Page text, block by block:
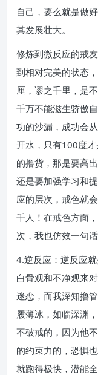
自己，要么就是做
其发展壮大。
修炼到微反应的戒
到相对完美的状态
厘，谬之千里，是
千万不能滋生骄傲
功的沙漏，成功会
开水，只有100度
的撸货，那是要高
还是要加强学习和
应的层次，戒色就
千人！在戒色方面
次，我也仿效一句
4.逆反应：逆反应
白骨观和不净观来
迷恋，而我深知撸
履薄冰，如临深渊
不破戒的，因为他
的约束力的，恐惧
就跑得极快，潜能